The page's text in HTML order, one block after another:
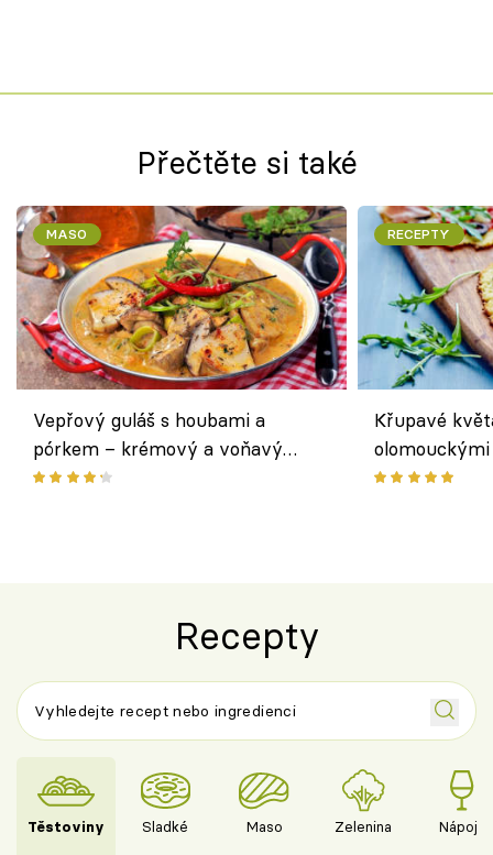
Přečtěte si také
MASO
Vepřový guláš s houbami a
pórkem – krémový a voňavý
pokrm z jednoho hrnce
RECEPTY
Křupavé
bezlepkový
Recepty
Těstoviny Sladké Maso Zelenina Nápoje